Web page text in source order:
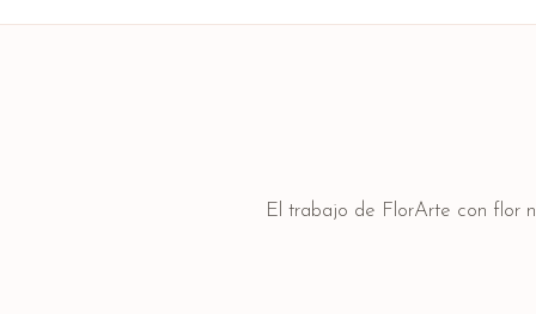
El trabajo de FlorArte con flor